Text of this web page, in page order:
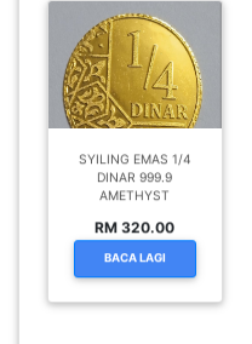
SYILING EMAS 1/4
DINAR 999.9
AMETHYST
RM 320.00
BACA LAGI